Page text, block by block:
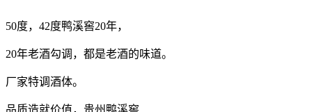
50度，42度鸭溪窖20年，
20年老酒勾调，都是老酒的味道。
厂家特调酒体。
品质造就价值，贵州鸭溪窖